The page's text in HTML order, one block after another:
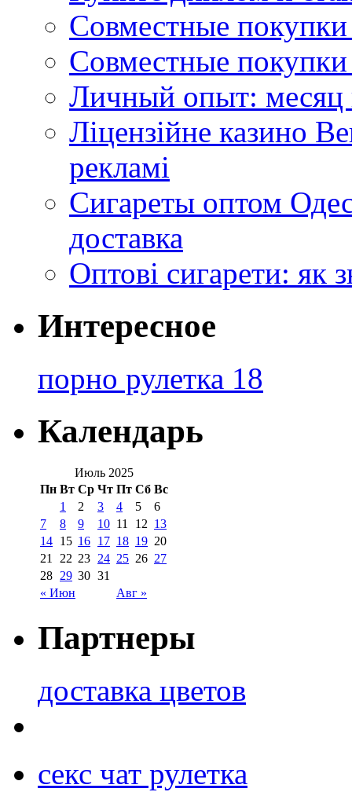
Совместные
Совместные покупки
Личный опыт: месяц
Ліцензійне казино
рекламі
Сигареты оптом
доставка
Оптові сигарети: як
Интересное
порно рулетка 18
Календарь
Июль 2025
Пн Вт Ср Чт Пт Сб Вс
« Июн Авг »
1 2 3 4 5
6
7
8 9 10 11 12 13
14 15 16 17 18 19 20
21
22 23 24 25 26 27
28 29 30 31
Партнеры
доставка цветов
секс чат рулетка